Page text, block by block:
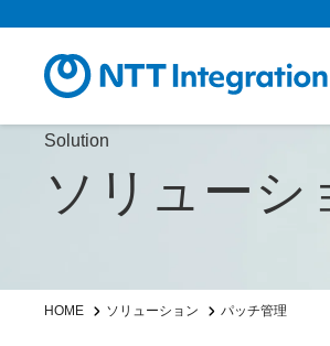
Solution
ソリューシ
HOME ソリューション パッチ管理